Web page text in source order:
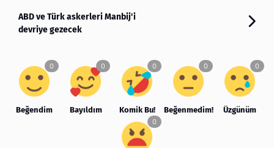
ABD ve Türk askerleri Manbij'i
devriye gezecek
Beğendim Bayıldım Komik Bu! Beğenmedim! Üzgünüm